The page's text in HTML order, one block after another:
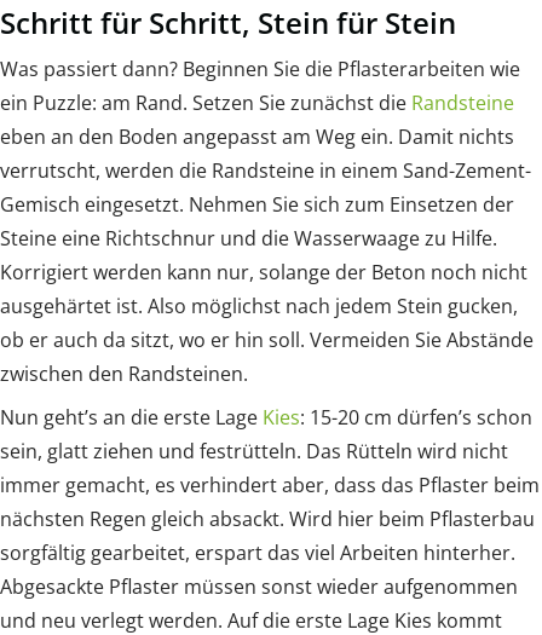
Schritt für Schritt, Stein für Stein
Was passiert dann? Beginnen Sie die Pflasterarbeiten wie
ein Puzzle: am Rand. Setzen Sie zunächst die Randsteine
eben an den Boden angepasst am Weg ein. Damit nichts
verrutscht, werden die Randsteine in einem Sand-Zement-
Gemisch eingesetzt. Nehmen Sie sich zum Einsetzen der
Steine eine Richtschnur und die Wasserwaage zu Hilfe.
Korrigiert werden kann nur, solange der Beton noch nicht
ausgehärtet ist. Also möglichst nach jedem Stein gucken,
ob er auch da sitzt, wo er hin soll. Vermeiden Sie Abstände
zwischen den Randsteinen.
Nun geht’s an die erste Lage Kies: 15-20 cm dürfen’s schon
sein, glatt ziehen und festrütteln. Das Rütteln wird nicht
immer gemacht, es verhindert aber, dass das Pflaster beim
nächsten Regen gleich absackt. Wird hier beim Pflasterbau
sorgfältig gearbeitet, erspart das viel Arbeiten hinterher.
Abgesackte Pflaster müssen sonst wieder aufgenommen
und neu verlegt werden. Auf die erste Lage Kies kommt